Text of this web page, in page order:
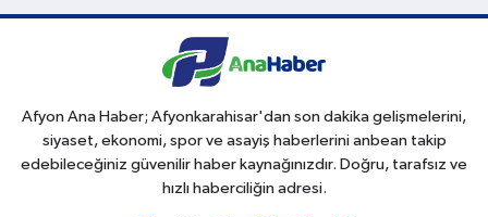
Afyon Ana Haber; Afyonkarahisar'dan son dakika gelişmelerini,
siyaset, ekonomi, spor ve asayiş haberlerini anbean takip
edebileceğiniz güvenilir haber kaynağınızdır. Doğru, tarafsız ve
hızlı haberciliğin adresi.